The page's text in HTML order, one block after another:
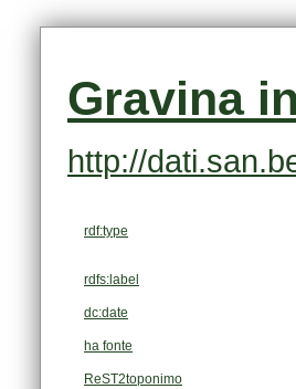
Gravina
http://
rdf:type
rdfs:label
dc:date
ha fonte
ReST2toponimo